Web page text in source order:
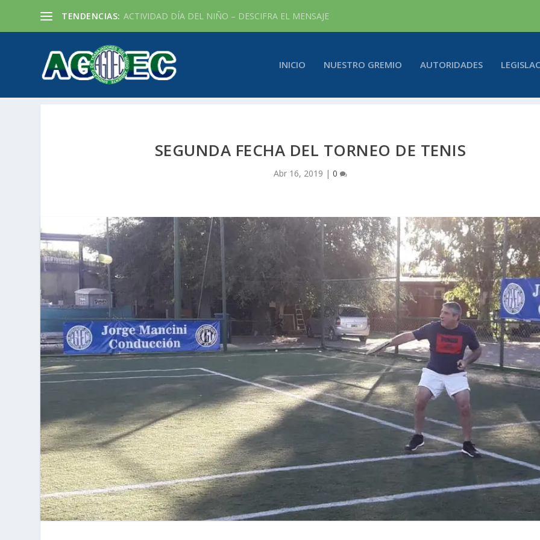
TENDENCIAS: ACTIVIDAD DÍA DEL NIÑO – DESCIFRA EL MENSAJE
INICIO NUESTRO GREMIO AUTORIDADES
SEGUNDA FECHA DEL TORNEO DE TENIS
Abr 16, 2019 | 0